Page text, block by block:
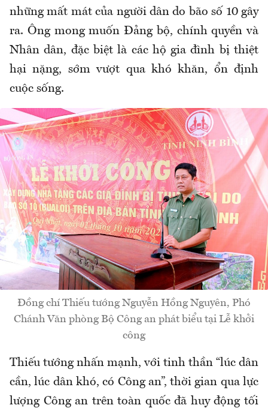
những mất mát của người dân do bão số 10 gây
ra. Ông mong muốn Đảng bộ, chính quyền và
Nhân dân, đặc biệt là các hộ gia đình bị thiệt
hại nặng, sớm vượt qua khó khăn, ổn định
cuộc sống.
Đồng chí Thiếu tướng Nguyễn Hồng Nguyên, Phó
Chánh Văn phòng Bộ Công an phát biểu tại Lễ khởi
công
Thiếu tướng nhấn mạnh, với tinh thần “lúc dân
cần, lúc dân khó, có Công an”, thời gian qua lực
lượng Công an trên toàn quốc đã huy động tối